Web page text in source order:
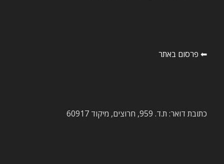
⬅ פרסום באתר
כתובת דואר: ת.ד. 959, חרוצים, מיקוד 60917